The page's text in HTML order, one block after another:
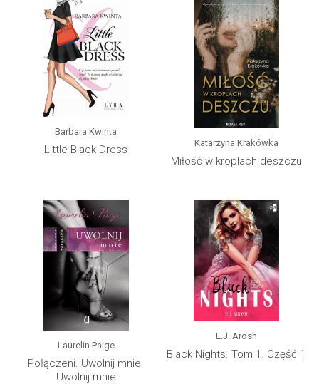
Barbara Kwinta
Little Black Dress Katarzyna Krakówka
Miłość w kroplach deszczu
Laurelin Paige
Połączeni. Uwolnij mnie.
Uwolnij mnie
E.J. Arosh
Black Nights. Tom 1. Część 1